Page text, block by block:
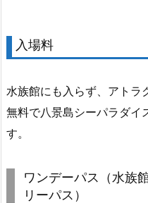
入場料
水族館にも入らず、アトラ
無料で八景島シーパラダイ
す。
ワンデーパス（水族
リーパス）